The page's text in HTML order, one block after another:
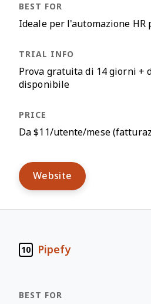
Ideale per l'automazione HR
Prova gratuita di 14 giorni +
disponibile
Da $11/utente/mese
Website
10 Pipefy